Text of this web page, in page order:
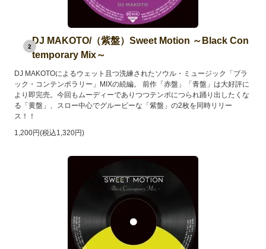
2
DJ MAKOTO/（紫盤）Sweet Motion ～Black Con
temporary Mix～
DJ MAKOTOによるウェット且つ洗練されたソウル・ミュージック「ブラ
ック・コンテンポラリー」MIXの続編。 前作「赤盤」「青盤」は大好評に
より即完売。今回もムーディーでありつつテンポにつられ踊り出したくな
る「黄盤」、スロー中心でグルービーな「紫盤」の2枚を同時リリー
ス！！
1,200円(税込1,320円)